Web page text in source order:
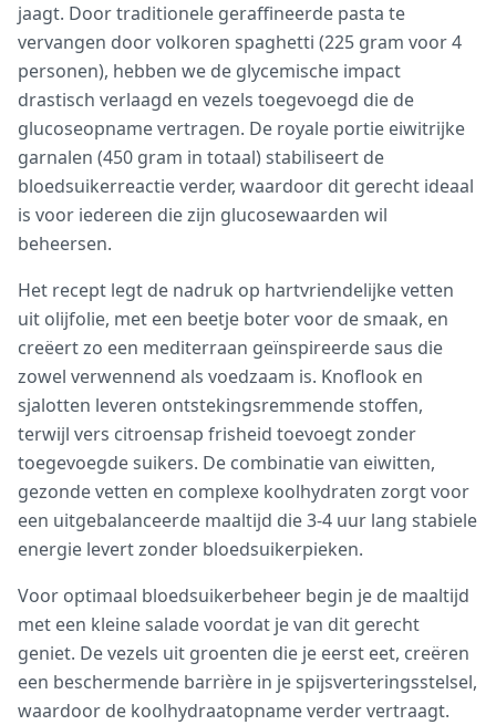
jaagt. Door traditionele geraffineerde pasta te
vervangen door volkoren spaghetti (225 gram voor 4
personen), hebben we de glycemische impact
drastisch verlaagd en vezels toegevoegd die de
glucoseopname vertragen. De royale portie eiwitrijke
garnalen (450 gram in totaal) stabiliseert de
bloedsuikerreactie verder, waardoor dit gerecht ideaal
is voor iedereen die zijn glucosewaarden wil
beheersen.
Het recept legt de nadruk op hartvriendelijke vetten
uit olijfolie, met een beetje boter voor de smaak, en
creëert zo een mediterraan geïnspireerde saus die
zowel verwennend als voedzaam is. Knoflook en
sjalotten leveren ontstekingsremmende stoffen,
terwijl vers citroensap frisheid toevoegt zonder
toegevoegde suikers. De combinatie van eiwitten,
gezonde vetten en complexe koolhydraten zorgt voor
een uitgebalanceerde maaltijd die 3-4 uur lang stabiele
energie levert zonder bloedsuikerpieken.
Voor optimaal bloedsuikerbeheer begin je de maaltijd
met een kleine salade voordat je van dit gerecht
geniet. De vezels uit groenten die je eerst eet, creëren
een beschermende barrière in je spijsverteringsstelsel,
waardoor de koolhydraatopname verder vertraagt.